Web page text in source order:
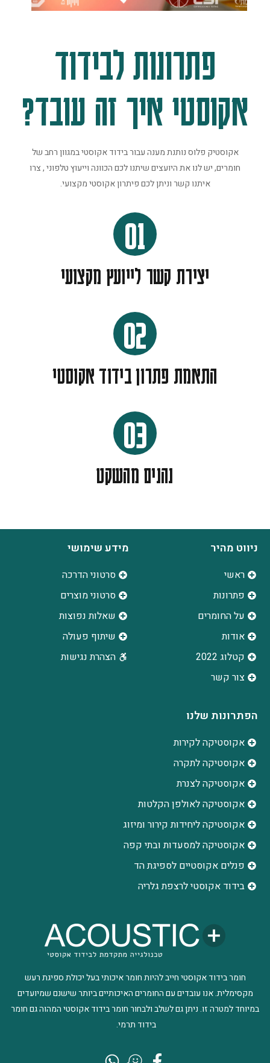
פתרונות לבידוד
אקוסטי איך זה עובד?
אקוסטיק פלוס נותנת מענה עבור בידוד אקוסטי במגוון רחב של
חומרים, יש לנו את היועצים שיתנו לכם הכוונה וייעוץ טלפוני , צרו
איתנו קשר וניתן לכם פיתרון אקוסטי מקצועי.
01
יצירת קשר לייועץ מקצועי
02
התאמת פתרון בידוד אקוסטי
03
נהנים מהשקט
חומר בידוד אקוסטי חייב להיות חומר איכותי בעל יכולת ספיגת רעש
מקסימלית. אנו עובדים עם החומרים האיכותיים ביותר שישנם שמיועדים
במיוחד למטרה זו. ניתן גם לשלב ולבחור חומר בידוד אקוסטי המהוה גם חומר
בידוד תרמי.
ניווט מהיר
ראשי
פתרונות
על החומרים
אודות
קטלוג 2022
צור קשר
מידע שימושי
סרטוני הדרכה
סרטוני מוצרים
שאלות נפוצות
שיתוף פעולה
הצהרת נגישות
הפתרונות שלנו
אקוסטיקה לקירות
אקוסטיקה לתקרה
אקוסטיקה לצנרת
אקוסטיקה לאולפן הקלטות
‫אקוסטיקה ליחידות קירור ומיזוג
אקוסטיקה למסעדות ובתי קפה
פנלים אקוסטיים לספיגת הד
בידוד אקוסטי לרצפת גלריה